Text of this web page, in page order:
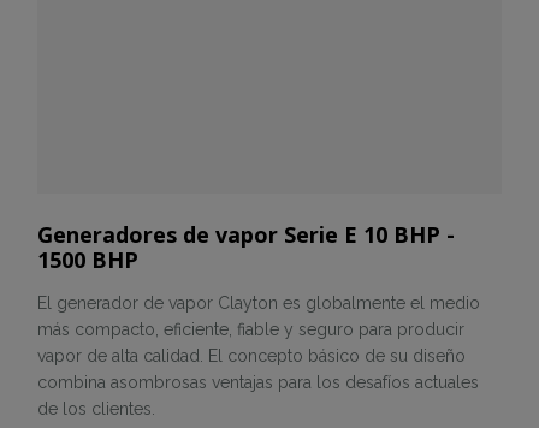
Generadores de vapor Serie E 10 BHP -
1500 BHP
El generador de vapor Clayton es globalmente el medio
más compacto, eficiente, fiable y seguro para producir
vapor de alta calidad. El concepto básico de su diseño
combina asombrosas ventajas para los desafíos actuales
de los clientes.